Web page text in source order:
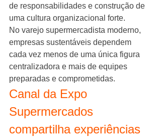
de responsabilidades e construção de
uma cultura organizacional forte.
No varejo supermercadista moderno,
empresas sustentáveis dependem
cada vez menos de uma única figura
centralizadora e mais de equipes
preparadas e comprometidas.
Canal da Expo
Supermercados
compartilha experiências